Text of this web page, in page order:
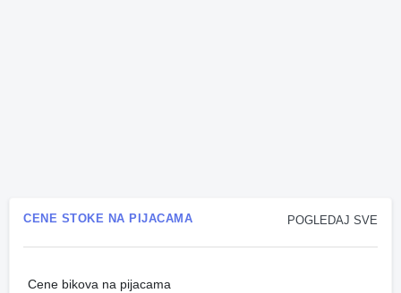
POGLEDAJ SVE
CENE STOKE NA PIJACAMA
Cene bikova na pijacama